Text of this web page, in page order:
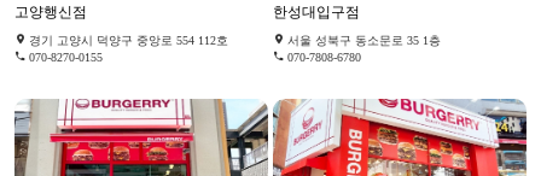
고양행신점
경기 고양시 덕양구 중앙로 554 112호
070-8270-0155
한성대입구점
서울 성북구 동소문로 35 1층
070-7808-6780